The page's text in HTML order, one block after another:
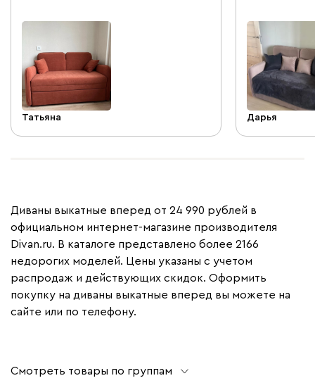
Татьяна
Я довольна
Дарья
Диваны выкатные вперед от 24 990 рублей в
официальном интернет-магазине производителя
Divan.ru. В каталоге представлено более 2166
недорогих моделей. Цены указаны с учетом
распродаж и действующих скидок. Оформить
покупку на диваны выкатные вперед вы можете на
сайте или по телефону.
Смотреть товары по группам